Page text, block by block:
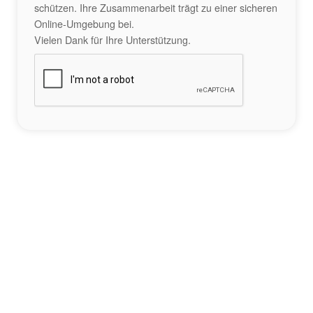
schützen. Ihre Zusammenarbeit trägt zu einer sicheren
Online-Umgebung bei.
Vielen Dank für Ihre Unterstützung.